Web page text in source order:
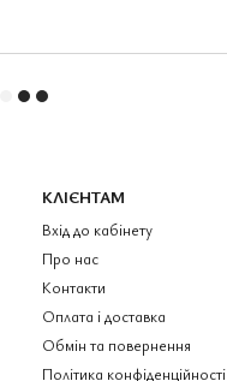
КЛІЄНТАМ
Вхід до кабінету
Про нас
Контакти
Оплата і доставка
Обмін та повернення
Політика конфіденційності